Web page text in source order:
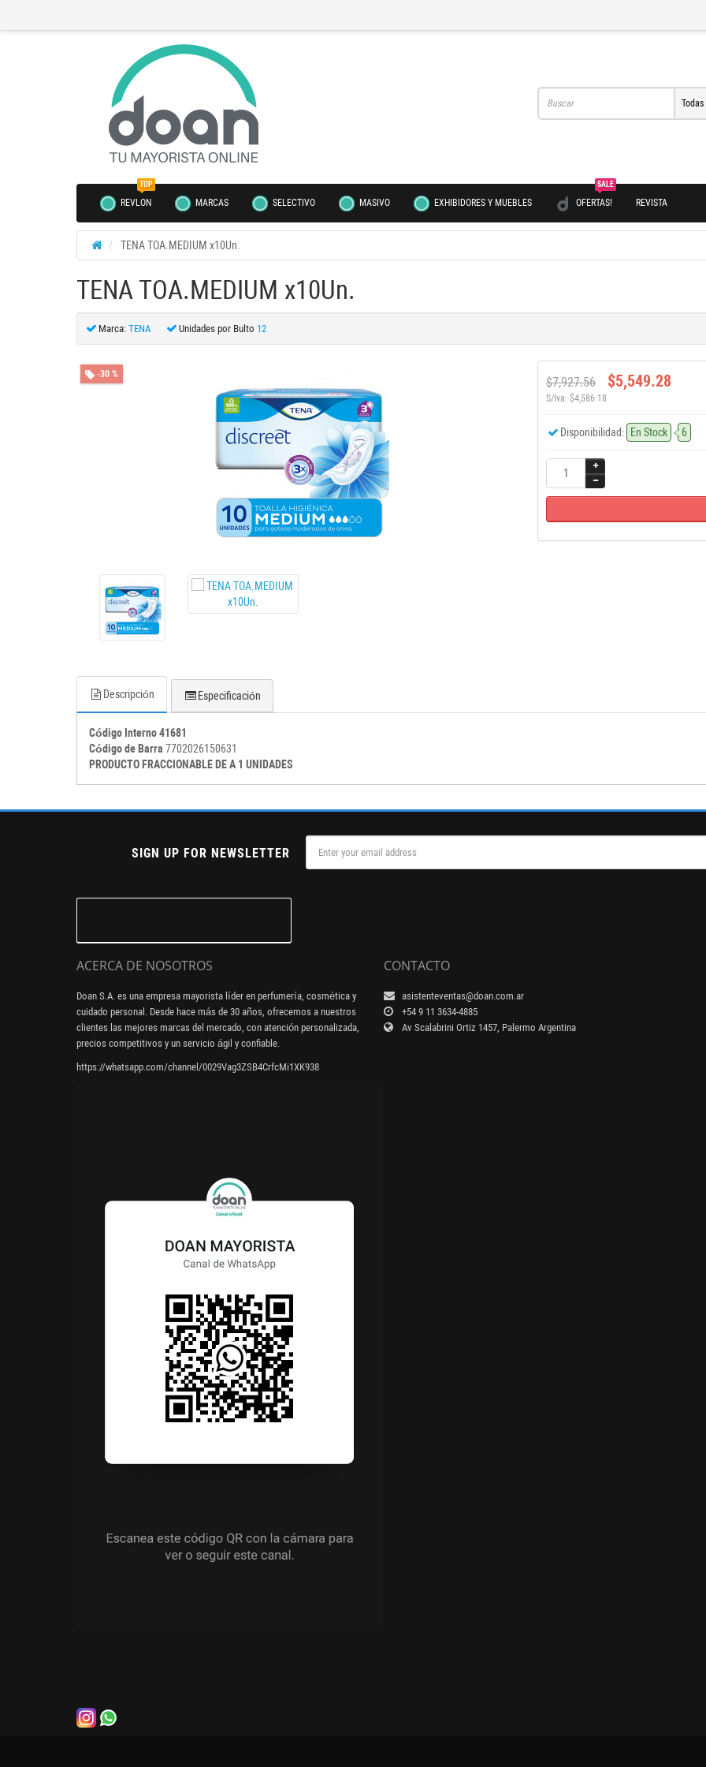
TOP
REVLON MARCAS SELECTIVO MASIVO EXHIBIDORES Y MUEBLES
SALE
OFERTAS! REVISTA
TENA TOA.MEDIUM x10Un.
TENA TOA.MEDIUM x10Un.
Marca: TENA Unidades por Bulto 12
-30 %
$7,927.56 $5,549.28
S/Iva: $4,586.18
Disponibilidad: En Stock 6
Descripción Especificación
Código Interno 41681
Código de Barra 7702026150631
PRODUCTO FRACCIONABLE DE A 1 UNIDADES
SIGN UP FOR NEWSLETTER
ACERCA DE NOSOTROS
Doan S.A. es una empresa mayorista líder en perfumería, cosmética y
cuidado personal. Desde hace más de 30 años, ofrecemos a nuestros
clientes las mejores marcas del mercado, con atención personalizada,
precios competitivos y un servicio ágil y confiable.
https://whatsapp.com/channel/0029Vag3ZSB4CrfcMi1XK938
CONTACTO
asistenteventas@doan.com.ar
+54 9 11 3634-4885
Av Scalabrini Ortiz 1457, Palermo Argentina